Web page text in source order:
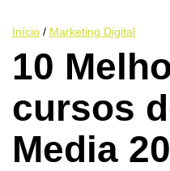
Início / Marketing Digital
10
cursos
Media